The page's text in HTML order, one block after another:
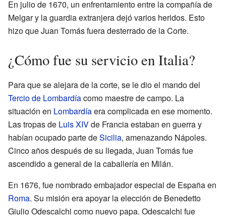
En julio de 1670, un enfrentamiento entre la compañía de
Melgar y la guardia extranjera dejó varios heridos. Esto
hizo que Juan Tomás fuera desterrado de la Corte.
¿Cómo fue su servicio en Italia?
Para que se alejara de la corte, se le dio el mando del
Tercio de Lombardíacomo maestre de campo. La
situación en Lombardíaera complicada en ese momento.
Las tropas de Luis XIVde Francia estaban en guerra y
habían ocupado parte deSicilia, amenazando Nápoles.
Cinco años después de su llegada, Juan Tomás fue
ascendido a general de la caballería en Milán.
En 1676, fue nombrado embajador especial de España en
Roma. Su misión era apoyar la elección de Benedetto
Giulio Odescalchi como nuevo papa. Odescalchi fue